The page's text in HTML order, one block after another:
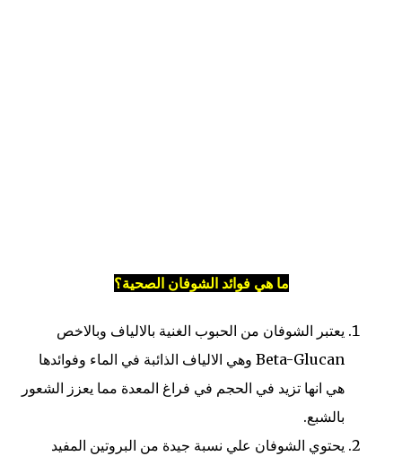
ما هي فوائد الشوفان الصحية؟
يعتبر الشوفان من الحبوب الغنية بالالياف وبالاخص
Beta-Glucan وهي الالياف الذائبة في الماء وفوائدها
هي انها تزيد في الحجم في فراغ المعدة مما يعزز الشعور
بالشبع.
يحتوي الشوفان علي نسبة جيدة من البروتين المفيد